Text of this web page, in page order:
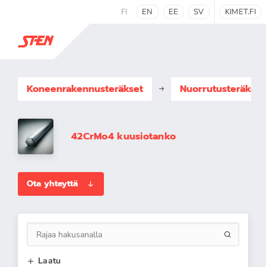
FI EN EE SV KIMET.FI
Koneenrakennus­teräkset Nuorrutusteräkset
42CrMo4 kuusiotanko
Ota yhteyttä
Laatu